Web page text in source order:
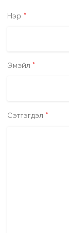
Нэр *
Эмэйл *
Сэтгэгдэл *